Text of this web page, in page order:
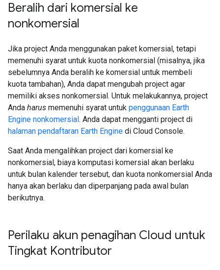
Beralih dari komersial ke
nonkomersial
Jika project Anda menggunakan paket komersial, tetapi
memenuhi syarat untuk kuota nonkomersial (misalnya, jika
sebelumnya Anda beralih ke komersial untuk membeli
kuota tambahan), Anda dapat mengubah project agar
memiliki akses nonkomersial. Untuk melakukannya, project
Anda harus memenuhi syarat untuk penggunaan Earth
Engine nonkomersial. Anda dapat mengganti project di
halaman pendaftaran Earth Engine di Cloud Console.
Saat Anda mengalihkan project dari komersial ke
nonkomersial, biaya komputasi komersial akan berlaku
untuk bulan kalender tersebut, dan kuota nonkomersial Anda
hanya akan berlaku dan diperpanjang pada awal bulan
berikutnya.
Perilaku akun penagihan Cloud untuk
Tingkat Kontributor